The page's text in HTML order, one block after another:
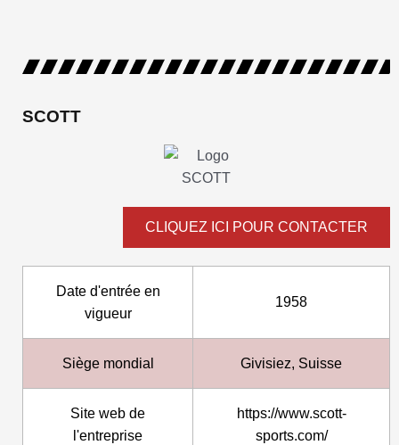
SCOTT
CLIQUEZ ICI POUR CONTACTER
Date d'entrée en
vigueur
1958
Siège mondial Givisiez, Suisse
Site web de
l'entreprise
https://www.scott-
sports.com/